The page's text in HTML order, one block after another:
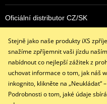
Výškově nastavitelné
kolen a kyčlí
PDF iXS SIZE
PDF iXS SIZE
PDF size chart GMS
Oficiální distributor CZ/SK
Po -
Stejně jako naše produkty iXS
snažíme zpříjemnit vaši jízdu
nabídnout co nejlepší zážitek z
uchovat informace o tom, jak náš
inkognito, klikněte na „Neukládat“
Podrobnosti o tom, jaké údaje